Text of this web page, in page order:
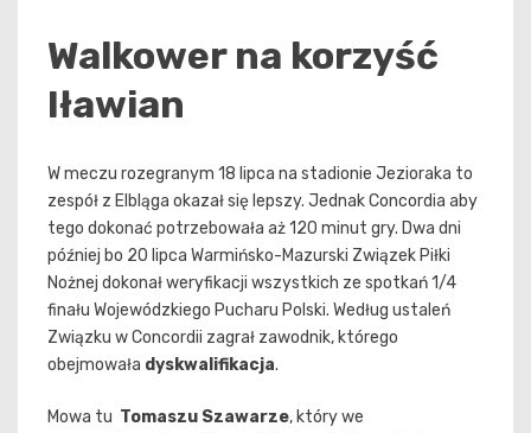
Walkower na korzyść
Iławian
W meczu rozegranym 18 lipca na stadionie Jezioraka to
zespół z Elbląga okazał się lepszy. Jednak Concordia aby
tego dokonać potrzebowała aż 120 minut gry. Dwa dni
później bo 20 lipca Warmińsko-Mazurski Związek Piłki
Nożnej dokonał weryfikacji wszystkich ze spotkań 1/4
finału Wojewódzkiego Pucharu Polski. Według ustaleń
Związku w Concordii zagrał zawodnik, którego
obejmowała dyskwalifikacja.
Mowa tu Tomaszu Szawarze, który we